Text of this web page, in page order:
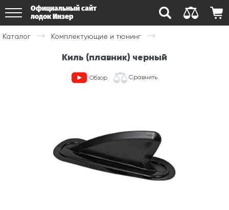
Официальный сайт
лодок Инзер
Каталог Комплектующие и тюнинг
Киль (плавник) черный
Обзор Сравнить